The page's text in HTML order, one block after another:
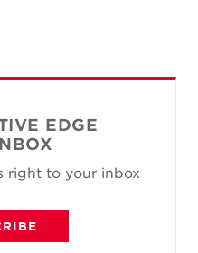
EDGE
right to your inbox